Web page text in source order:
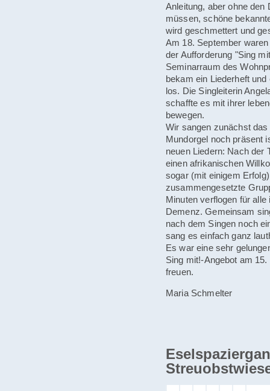
Anleitung, aber ohne
müssen, schöne
wird geschmettert und
Am 18. September
der Aufforderung "Sing
Seminarraum des
bekam ein Liederheft
los. Die Singleiterin
schaffte es mit ihrer
bewegen.
Wir sangen zunächst
Mundorgel noch präsent
neuen Liedern: Nach der
einen afrikanischen
sogar (mit einigem
zusammengesetzte
Minuten verflogen für
Demenz. Gemeinsam
nach dem Singen noch
sang es einfach ganz
Es war eine sehr
Sing mit!-Angebot am
freuen.
Maria Schmelter